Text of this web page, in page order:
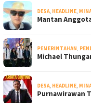
DESA, HEADLINE,
Mantan
PEMERINTAHAN,
Michael
DESA, HEADLINE,
Purnawirawan